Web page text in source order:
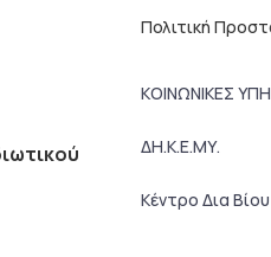
Πολιτική
ΚΟΙΝΩΝΙΚΕΣ
ΔΗ.Κ.Ε.ΜΥ.
Κέντρο Δια